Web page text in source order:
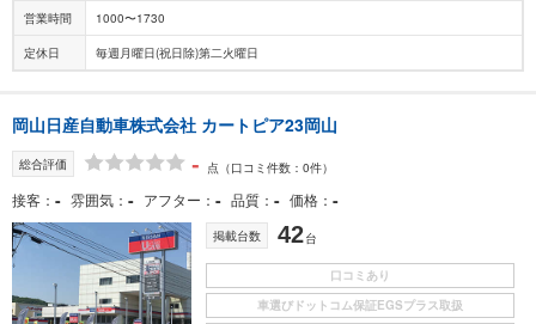
営業時間 1000〜1730
定休日 毎週月曜日(祝日除)第二火曜日
岡山日産自動車株式会社 カートピア23岡山
総合評価 - 点 （口コミ件数：0件）
接客 - 雰囲気 - アフター - 品質 - 価格 -
掲載台数 42台
口コミあり
車選びドットコム保証EGSプラス取扱